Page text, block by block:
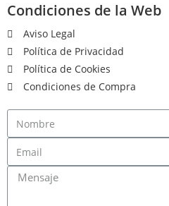
Condiciones de la Web
Aviso Legal
Política de Privacidad
Política de Cookies
Condiciones de Compra